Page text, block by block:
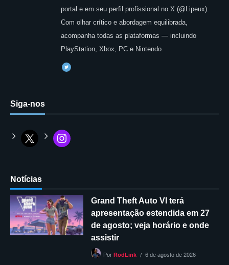
portal e em seu perfil profissional no X (@Lipeux).
Com olhar crítico e abordagem equilibrada,
acompanha todas as plataformas — incluindo
PlayStation, Xbox, PC e Nintendo.
Siga-nos
Notícias
Grand Theft Auto VI terá
apresentação estendida em 27
de agosto; veja horário e onde
assistir
Por RodLink 6 de agosto de 2026